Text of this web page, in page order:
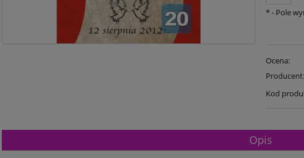
*- Pole
Ocena:
Producent:
Kod
Opis